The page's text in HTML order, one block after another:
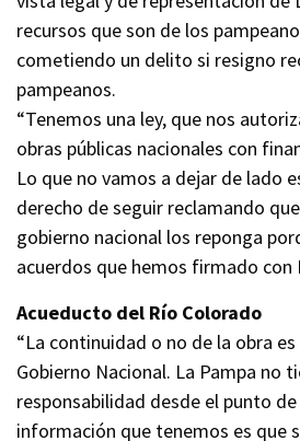
recursos que son de los
cometiendo un delito si resigno
pampeanos.
“Tenemos una ley, que nos
obras públicas nacionales con
Lo que no vamos a dejar de lado
derecho de seguir reclamando
gobierno nacional los reponga
acuerdos que hemos firmado con
Acueducto del Río Colorado
“La continuidad o no de la obra
Gobierno Nacional. La Pampa no
responsabilidad desde el punto
información que tenemos es que